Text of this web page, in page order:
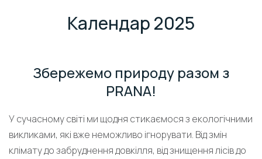
Календар 2025
Збережемо природу разом з
PRANA!
У сучасному світі ми щодня стикаємося з екологічними
викликами, які вже неможливо ігнорувати. Від змін
клімату до забруднення довкілля, від знищення лісів до